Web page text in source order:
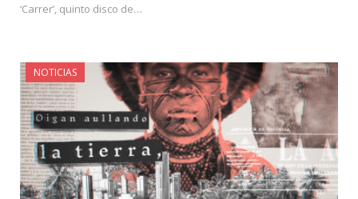
‘Carrer’, quinto disco de…
NOTICIAS